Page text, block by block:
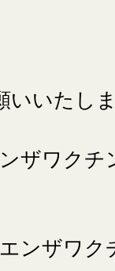
いいたし
ザワクチ
ンザワク